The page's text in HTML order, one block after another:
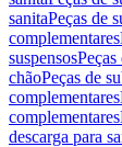
sanitaPeças de
complementares
suspensos
chãoPeças de
complementares
complementares
descarga para